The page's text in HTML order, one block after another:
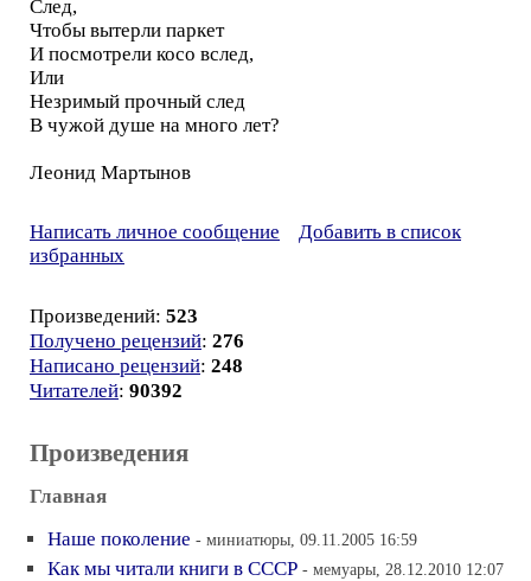
След,
Чтобы вытерли паркет
И посмотрели косо вслед,
Или
Незримый прочный след
В чужой душе на много лет?
Леонид Мартынов
Написать личное сообщение
Добавить в список
избранных
Произведений: 523
Получено рецензий: 276
Написано рецензий: 248
Читателей: 90392
Произведения
Главная
Наше поколение - миниатюры, 09.11.2005 16:59
Как мы читали книги в СССР - мемуары, 28.12.2010 12:07